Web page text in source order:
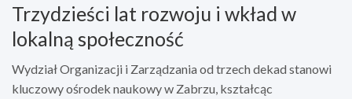
Trzydzieści lat rozwoju i wkład w
lokalną społeczność
Wydział Organizacji i Zarządzania od trzech dekad stanowi
kluczowy ośrodek naukowy w Zabrzu, kształcąc